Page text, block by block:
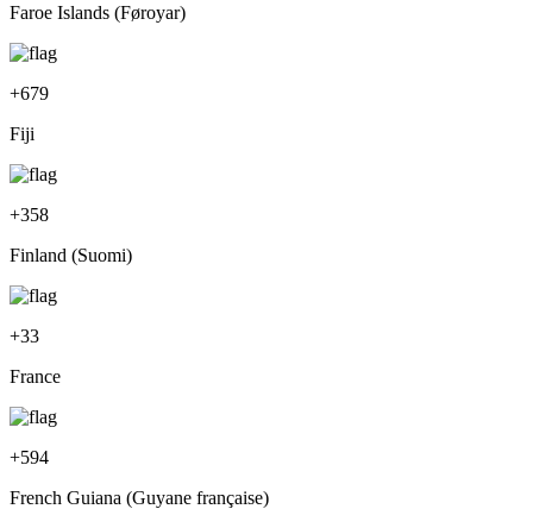
Faroe Islands (Føroyar)
+679
Fiji
+358
Finland (Suomi)
+33
France
+594
French Guiana (Guyane française)